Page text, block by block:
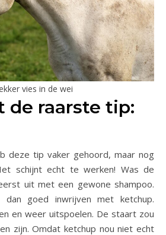
vies in de wei
de raarste tip:
deze tip vaker gehoord, maar nog
schijnt echt te werken! Was de
uit met een gewone shampoo.
dan goed inwrijven met ketchup.
en weer uitspoelen. De staart zou
zijn. Omdat ketchup nou niet echt